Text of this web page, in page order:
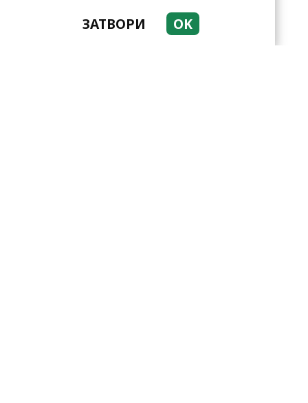
Привличат се като
пеперуди от светлината!
ЗАТВОРИ OK